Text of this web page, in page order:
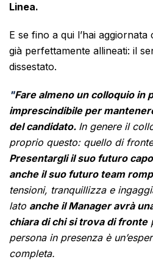
Linea.
E se fino a qui l’hai
già perfettamente allineati: il
dissestato.
"Fare almeno un colloquio in
imprescindibile per
del candidato. In genere il
proprio questo: quello di
Presentargli il suo futuro
anche il suo futuro team
tensioni, tranquillizza e
lato anche il Manager avrà
chiara di chi si trova di fronte
persona in presenza è
completa.